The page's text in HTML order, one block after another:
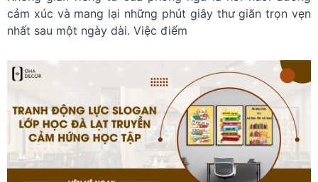
cảm xúc và mang lại những phút giây thư giãn trọn vẹn
nhất sau một ngày dài. Việc điểm